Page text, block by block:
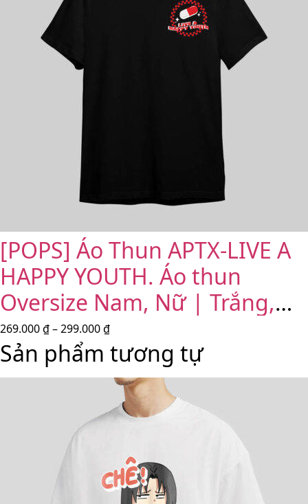
[POPS] Áo Thun APTX-LIVE A
HAPPY YOUTH. Áo thun
Oversize Nam, Nữ | Trắng,
Đen
269.000₫–299.000₫
Sản phẩm tương tự